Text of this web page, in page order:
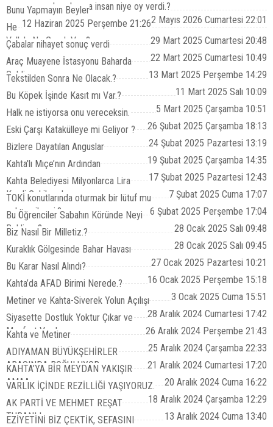
yapamayacaksa, bunca insan niye oy verdi.?
2 Mayıs 2026 Cumartesi 22:01
Bunu Yapmayın Beyler
12 Haziran 2025 Perşembe 21:26
He
Vallah, Ne Gerek Var ?
29 Mart 2025 Cumartesi 20:48
Çabalar nihayet sonuç verdi
22 Mart 2025 Cumartesi 10:49
Araç Muayene İstasyonu Baharda
Geldi.
13 Mart 2025 Perşembe 14:29
Tekstilden Sonra Ne Olacak.?
11 Mart 2025 Salı 10:09
Bu Köpek İşinde Kasıt mı Var.?
5 Mart 2025 Çarşamba 10:51
Halk ne istiyorsa onu vereceksin.
26 Şubat 2025 Çarşamba 18:13
Eski Çarşı Katakülleye mi Geliyor ?
24 Şubat 2025 Pazartesi 13:19
Bizlere Dayatılan Anguslar
19 Şubat 2025 Çarşamba 14:35
Kahta'lı Mıçe’nın Ardından
17 Şubat 2025 Pazartesi 12:43
Kahta Belediyesi Milyonlarca Lira
Kredi Çekilecek
7 Şubat 2025 Cuma 17:07
TOKİ konutlarında oturmak bir lütuf mu
yoksa çile mi.?
6 Şubat 2025 Perşembe 17:04
Bu Öğrenciler Sabahın Köründe Neyi
Bekliyor.?
28 Ocak 2025 Salı 09:48
Biz Nasıl Bir Milletiz.?
28 Ocak 2025 Salı 09:45
Kuraklık Gölgesinde Bahar Havası
27 Ocak 2025 Pazartesi 10:21
Bu Karar Nasıl Alındı?
16 Ocak 2025 Perşembe 15:18
Kahta’da AFAD Birimi Nerede.?
3 Ocak 2025 Cuma 15:51
Metiner ve Kahta-Siverek Yolun Açılışı
28 Aralık 2024 Cumartesi 17:42
Siyasette Dostluk Yoktur Çıkar ve
Menfaat Vardır
26 Aralık 2024 Perşembe 21:43
Kahta ve Metiner
25 Aralık 2024 Çarşamba 22:33
ADIYAMAN BÜYÜKŞEHİRLER
ARASINDA BOĞULUYOR
21 Aralık 2024 Cumartesi 17:20
KAHTA’YA BİR MEYDAN YAKIŞIR
AMAA...
20 Aralık 2024 Cuma 16:22
VARLIK İÇİNDE REZİLLİĞİ YAŞIYORUZ.
18 Aralık 2024 Çarşamba 12:29
AK PARTİ VE MEHMET REŞAT
TURANLI
13 Aralık 2024 Cuma 13:40
EZİYETİNİ BİZ ÇEKTİK, SEFASINI